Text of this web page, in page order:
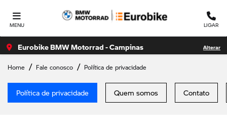
MENU LIGAR
Eurobike BMW Motorrad - Campinas Alterar
Home Fale conosco Política de privacidade
Quem somos Contato
Política de privacidade